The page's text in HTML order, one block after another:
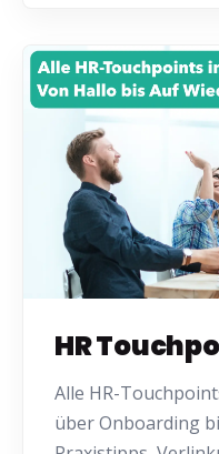
HR
Alle HR-
über Onboarding